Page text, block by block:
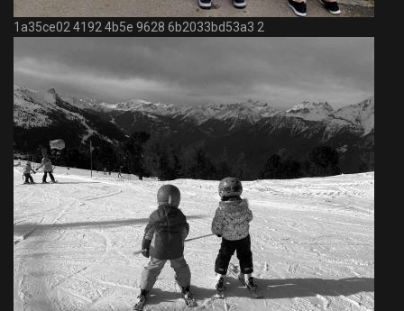
1a35ce02 4192 4b5e 9628 6b2033bd53a3 2